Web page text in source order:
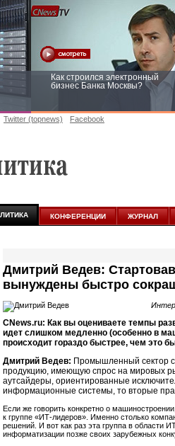
Как строился электронный
бизнес Банка Москвы?
Twitter (topnews) Facebook
КОНФЕРЕНЦИИ ЖУРНАЛ
Дмитрий Ведев:
вынуждены быстро
CNews.ru: Как вы оцениваете темпы
идет слишком медленно (особенно в
происходит гораздо быстрее, чем это
Дмитрий Ведев: Промышленный сектор
продукцию, имеющую спрос на мировых
аутсайдеры, ориентированные
информационные системы, то вторые
Если же говорить конкретно о
к группе «ИТ-лидеров». Именно столько
решений. И вот как раз эта группа в области
информатизации позже своих зарубежных